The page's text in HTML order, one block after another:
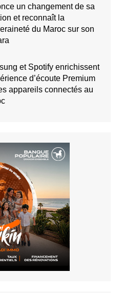
un changement de sa
et reconnaît la
du Maroc sur son
et Spotify enrichissent
d’écoute Premium
appareils connectés au